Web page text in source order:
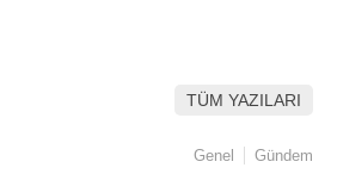
TÜM YAZILARI
Genel Gündem